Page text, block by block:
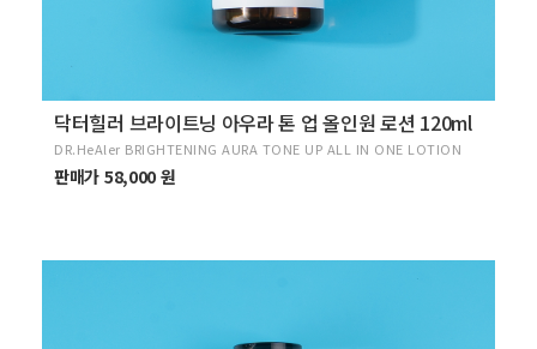
닥터힐러 브라이트닝 아우라 톤 업 올인원 로션 120ml
DR.HeAler BRIGHTENING AURA TONE UP ALL IN ONE LOTION
판매가 58,000 원